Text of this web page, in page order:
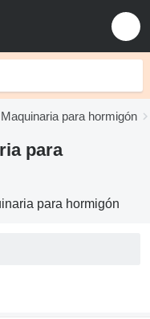
Maquinaria para hormigón
para
para hormigón